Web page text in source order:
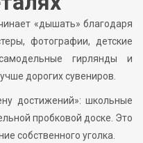
«дышать» благодаря
фотографии, детские
гирлянды и
дорогих сувениров.
достижений»: школьные
пробковой доске. Это
собственного уголка.